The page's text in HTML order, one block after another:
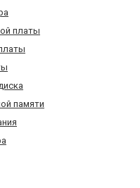
платы
памяти